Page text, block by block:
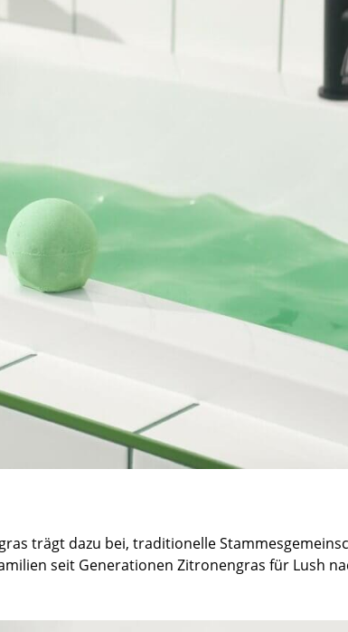
trägt dazu bei, traditionelle
seit Generationen Zitronengras für Lush